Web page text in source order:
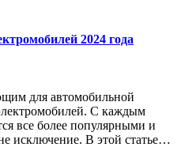
2024 года
С каждым
все более популярными и
исключение. В этой статье…